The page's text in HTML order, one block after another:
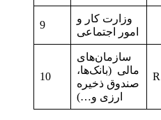
9
وزارت کار و
امور اجتماعی
10
سازمان‌های
مالی (بانک‌ها،
صندوق ذخیره
ارزی و…)
R